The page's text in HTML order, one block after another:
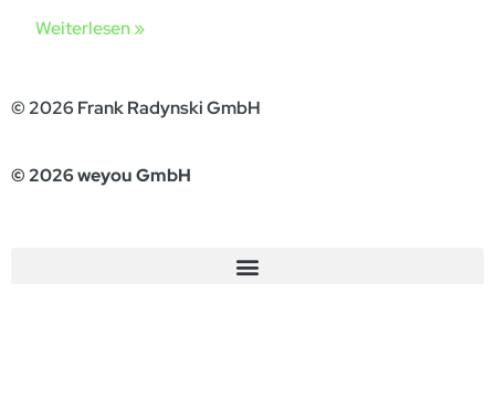
Weiterlesen »
© 2026 Frank Radynski GmbH
© 2026 weyou GmbH